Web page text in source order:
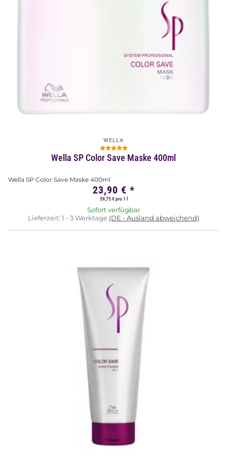
WELLA
Wella SP Color Save Maske 400ml
Wella SP Color Save Maske 400ml
23,90 € *
59,75 € pro 1 l
Sofort verfügbar
Lieferzeit: 1 - 3 Werktage (DE - Ausland abweichend)